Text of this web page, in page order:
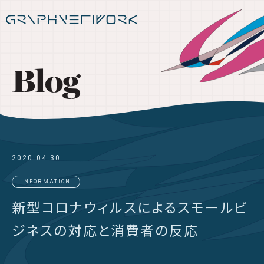
Blog
2020.04.30
INFORMATION
新型コロナウィルスによるスモールビ
ジネスの対応と消費者の反応